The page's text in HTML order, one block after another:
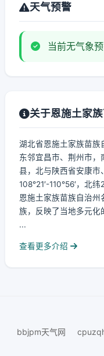
天气预警
当前无气象
关于恩施土家
湖北省恩施土家族苗族
东邻宜昌市、荆州市，
县，北与陕西省安康市
108°21′-110°56′，北纬
恩施土家族苗族自治
族，反映了当地多元化
...
查看更多介绍
bbjpm天气网